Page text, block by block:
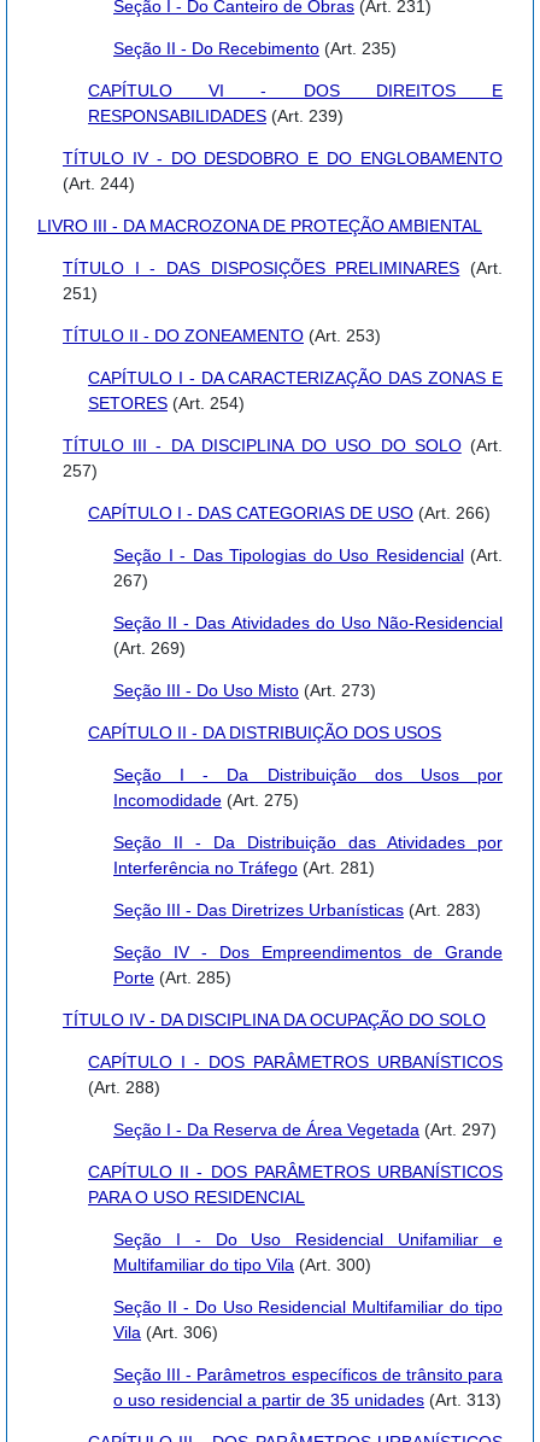
Seção I - Do Canteiro de Obras (Art. 231)
Seção II - Do Recebimento (Art. 235)
CAPÍTULO VI - DOS DIREITOS E
RESPONSABILIDADES (Art. 239)
TÍTULO IV - DO DESDOBRO E DO ENGLOBAMENTO
(Art. 244)
LIVRO III - DA MACROZONA DE PROTEÇÃO AMBIENTAL
TÍTULO I - DAS DISPOSIÇÕES PRELIMINARES (Art.
251)
TÍTULO II - DO ZONEAMENTO (Art. 253)
CAPÍTULO I - DA CARACTERIZAÇÃO DAS ZONAS E
SETORES (Art. 254)
TÍTULO III - DA DISCIPLINA DO USO DO SOLO(Art.
257)
CAPÍTULO I - DAS CATEGORIAS DE USO (Art. 266)
Seção I - Das Tipologias do Uso Residencial(Art.
267)
Seção II - Das Atividades do Uso Não-Residencial
(Art. 269)
Seção III - Do Uso Misto (Art. 273)
CAPÍTULO II - DA DISTRIBUIÇÃO DOS USOS
Seção I - Da Distribuição dos Usos por
Incomodidade (Art. 275)
Seção II - Da Distribuição das Atividades por
Interferência no Tráfego (Art. 281)
Seção III - Das Diretrizes Urbanísticas (Art. 283)
Seção IV - Dos Empreendimentos de Grande
Porte (Art. 285)
TÍTULO IV - DA DISCIPLINA DA OCUPAÇÃO DO SOLO
CAPÍTULO I - DOS PARÂMETROS URBANÍSTICOS
(Art. 288)
Seção I - Da Reserva de Área Vegetada (Art. 297)
CAPÍTULO II - DOS PARÂMETROS URBANÍSTICOS
PARA O USO RESIDENCIAL
Seção I - Do Uso Residencial Unifamiliar e
Multifamiliar do tipo Vila (Art. 300)
Seção II - Do Uso Residencial Multifamiliar do tipo
Vila (Art. 306)
Seção III - Parâmetros específicos de trânsito para
o uso residencial a partir de 35 unidades (Art. 313)